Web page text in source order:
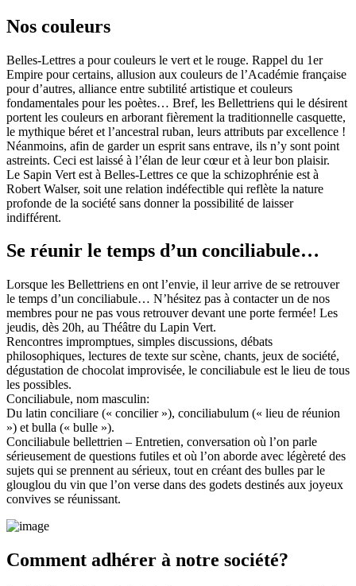
Nos couleurs
Belles-Lettres a pour couleurs le vert et le rouge. Rappel du 1er
Empire pour certains, allusion aux couleurs de l’Académie française
pour d’autres, alliance entre subtilité artistique et couleurs
fondamentales pour les poètes… Bref, les Bellettriens qui le désirent
portent les couleurs en arborant fièrement la traditionnelle casquette,
le mythique béret et l’ancestral ruban, leurs attributs par excellence !
Néanmoins, afin de garder un esprit sans entrave, ils n’y sont point
astreints. Ceci est laissé à l’élan de leur cœur et à leur bon plaisir.
Le Sapin Vert est à Belles-Lettres ce que la schizophrénie est à
Robert Walser, soit une relation indéfectible qui reflète la nature
profonde de la société sans donner la possibilité de laisser
indifférent.
Se réunir le temps d’un conciliabule…
Lorsque les Bellettriens en ont l’envie, il leur arrive de se retrouver
le temps d’un conciliabule… N’hésitez pas à contacter un de nos
membres pour ne pas vous retrouver devant une porte fermée! Les
jeudis, dès 20h, au Théâtre du Lapin Vert.
Rencontres impromptues, simples discussions, débats
philosophiques, lectures de texte sur scène, chants, jeux de société,
dégustation de chocolat improvisée, le conciliabule est le lieu de tous
les possibles.
Conciliabule, nom masculin:
Du latin conciliare (« concilier »), conciliabulum (« lieu de réunion
») et bulla (« bulle »).
Conciliabule bellettrien – Entretien, conversation où l’on parle
sérieusement de questions futiles et où l’on aborde avec légèreté des
sujets qui se prennent au sérieux, tout en créant des bulles par le
glouglou du vin que l’on verse dans des godets destinés aux joyeux
convives se réunissant.
Comment adhérer à notre société?